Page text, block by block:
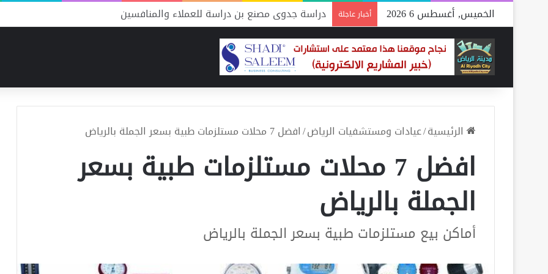
الخميس, أغسطس 6 2026 أخبار عاجلة دراسة جدوى مصنع شحوم التكاليف والموارد ونسبة النجاح
الرئيسية/عيادات ومستشفيات الرياض/افضل 7 محلات مستلزمات طبية بسعر الجملة بالرياض
افضل 7 محلات مستلزمات طبية بسعر
الجملة بالرياض
أماكن بيع مستلزمات طبية بسعر الجملة بالرياض